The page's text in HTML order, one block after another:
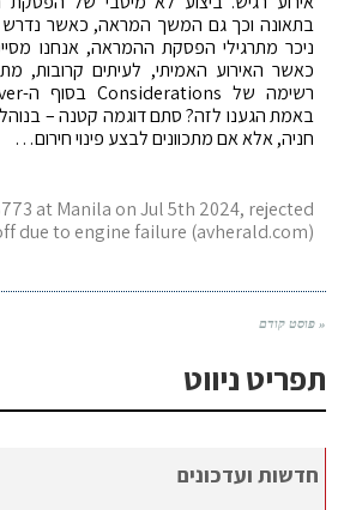
בתאונה וכך גם המשך המראה, כאשר
ניכר מתרגילי הפסקת ההמראה, אנחנו
כאשר האירוע האמיתי, לעיתים קרובות,
באמת הגענו לזה? סתם דוגמה קטנה –
חניה, אלא אם מתכוונים לבצע פינוי חירום…
at Manila on Jul 5th 2024, rejected
due to engine failure (avherald.com)
« פוסט קודם
תפריט ניווט
חדשות ועדכונים